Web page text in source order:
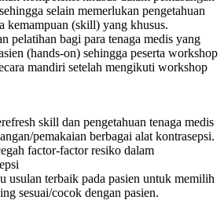
selain memerlukan pengetahuan
kemampuan (skill) yang khusus.
pelatihan bagi para tenaga medis yang
(hands-on) sehingga peserta workshop
mandiri setelah mengikuti workshop
skill dan pengetahuan tenaga medis
pemakaian berbagai alat kontrasepsi.
factor-factor resiko dalam
usulan terbaik pada pasien untuk memilih
sesuai/cocok dengan pasien.